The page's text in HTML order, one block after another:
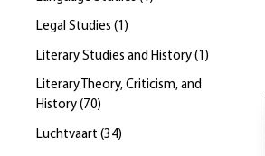
Legal Studies (1 )
Literary Studies and History ( 1 )
Literary Theory, Criticism, and
History (70)
Luchtvaart (34)